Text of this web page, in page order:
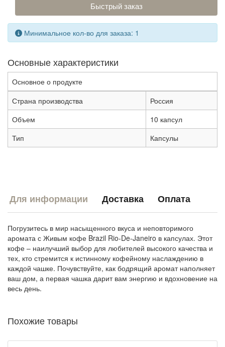
Быстрый заказ
Минимальное кол-во для заказа: 1
Основные характеристики
Основное о продукте
Страна производства
Россия
Объем
10 капсул
Тип
Капсулы
Для информации Доставка Оплата
Погрузитесь в мир насыщенного вкуса и неповторимого
аромата с Живым кофе Brazil Rio-De-Janeiro в капсулах. Этот
кофе – наилучший выбор для любителей высокого качества и
тех, кто стремится к истинному кофейному наслаждению в
каждой чашке. Почувствуйте, как бодрящий аромат наполняет
ваш дом, а первая чашка дарит вам энергию и вдохновение на
весь день.
Похожие товары